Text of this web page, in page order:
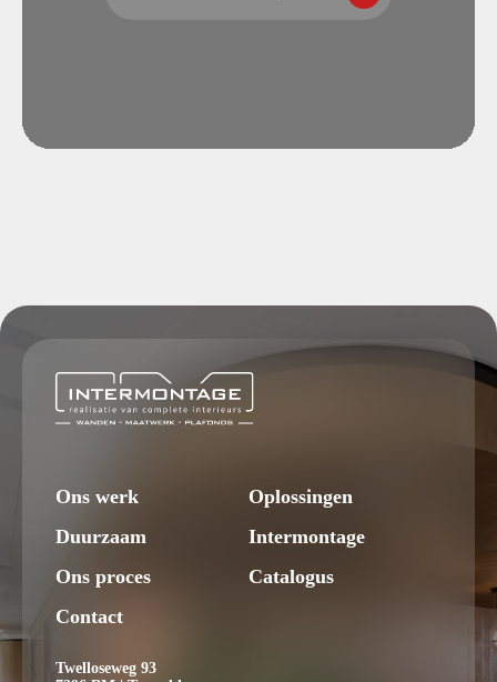
Ons werk
Oplossingen
Duurzaam
Intermontage
Ons proces
Catalogus
Contact
Twelloseweg 93